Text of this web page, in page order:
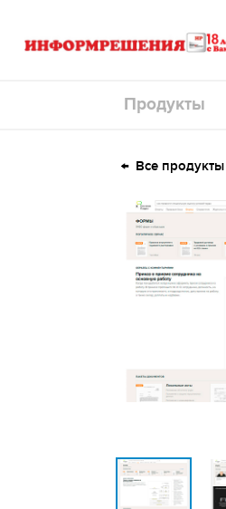
Продукты
Все продукты